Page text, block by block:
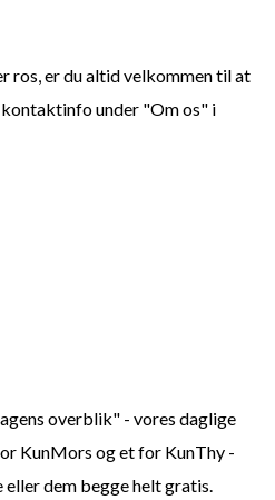
ros, er du altid velkommen til at
under "Om os" i
overblik" - vores daglige
KunMors og et for KunThy -
eller dem begge helt gratis.